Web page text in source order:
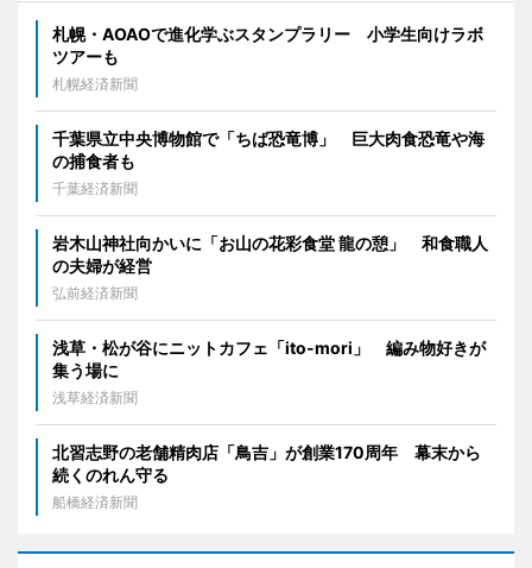
札幌・AOAOで進化学ぶスタンプラリー 小学生向けラボ
ツアーも
札幌経済新聞
千葉県立中央博物館で「ちば恐竜博」 巨大肉食恐竜や海
の捕食者も
千葉経済新聞
岩木山神社向かいに「お山の花彩食堂 龍の憩」 和食職人
の夫婦が経営
弘前経済新聞
浅草・松が谷にニットカフェ「ito-mori」 編み物好きが
集う場に
浅草経済新聞
北習志野の老舗精肉店「鳥吉」が創業170周年 幕末から
続くのれん守る
船橋経済新聞